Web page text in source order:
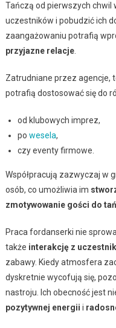
Tańczą od pierwszych chwil
uczestników i pobudzić ich
zaangażowaniu potrafią
przyjazne relacje.
Zatrudniane przez agencje,
potrafią dostosować się do
od klubowych imprez,
po wesela,
czy eventy firmowe.
Współpracują zazwyczaj w
osób, co umożliwia im
zmotywowanie gości do
Praca fordanserki nie
także interakcję z
zabawy. Kiedy atmosfera
dyskretnie wycofują się,
nastroju. Ich obecność jest
pozytywnej energii i